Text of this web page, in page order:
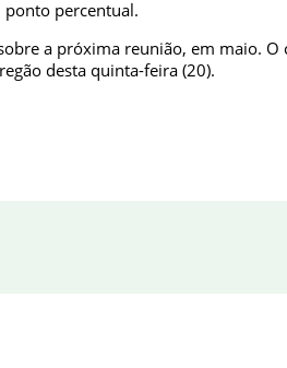
percentual.
a próxima reunião, em maio.
desta quinta-feira (20).